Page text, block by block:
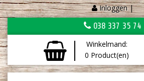
Inloggen |
038 337 35 74
Winkelmand:
0 Product(en)